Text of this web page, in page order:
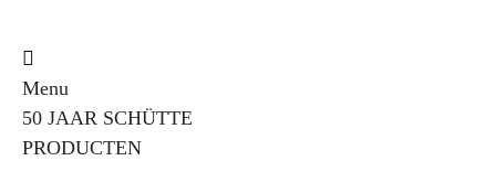
Menu
50 JAAR SCHÜTTE
PRODUCTEN